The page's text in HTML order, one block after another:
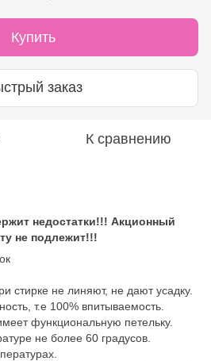
Купить
заказ
К сравнению
недостатки!!! Акционный
не подлежит!!!
стирке не линяют, не дают усадку.
т.е 100% впитываемость.
функциональную петельку.
не более 60 градусов.